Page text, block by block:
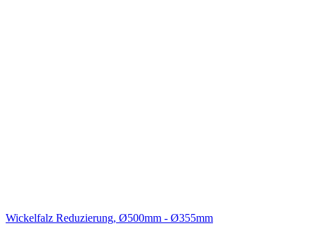
Wickelfalz Reduzierung, Ø500mm - Ø355mm